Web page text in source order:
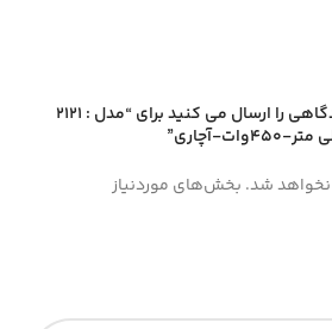
اولین نفری باشید که دیدگاهی را ارسال می کنید برای “مدل : 2121
نخواهد شد. بخش‌های موردنیاز